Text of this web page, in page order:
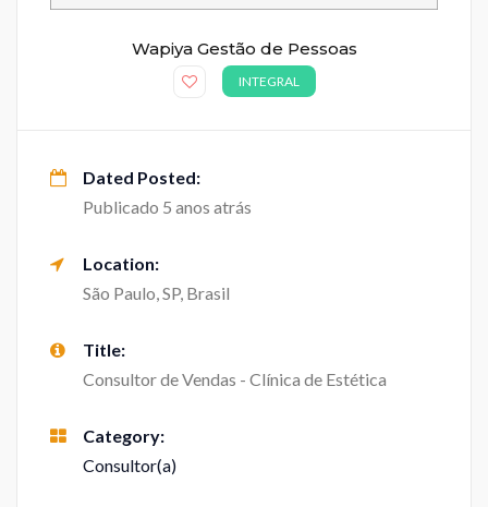
Wapiya Gestão de Pessoas
INTEGRAL
Dated Posted:
Publicado 5 anos atrás
Location:
São Paulo, SP, Brasil
Title:
Consultor de Vendas - Clínica de Estética
Category:
Consultor(a)